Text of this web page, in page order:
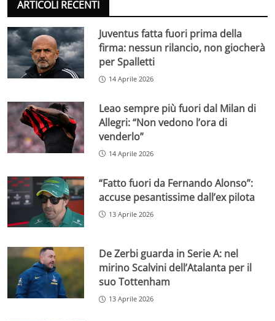
ARTICOLI RECENTI
Juventus fatta fuori prima della
firma: nessun rilancio, non giocherà
per Spalletti
14 Aprile 2026
Leao sempre più fuori dal Milan di
Allegri: “Non vedono l’ora di
venderlo”
14 Aprile 2026
“Fatto fuori da Fernando Alonso”:
accuse pesantissime dall’ex pilota
13 Aprile 2026
De Zerbi guarda in Serie A: nel
mirino Scalvini dell’Atalanta per il
suo Tottenham
13 Aprile 2026